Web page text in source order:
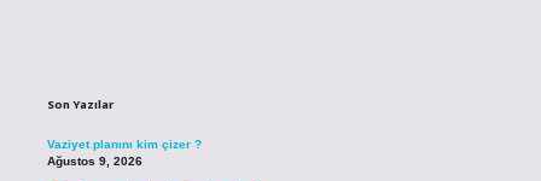
Son Yazılar
Vaziyet planını kim çizer ?
Ağustos 9, 2026